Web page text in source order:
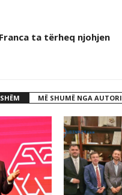
ta tërheq njohjen
MË SHUMË NGA AUTORI